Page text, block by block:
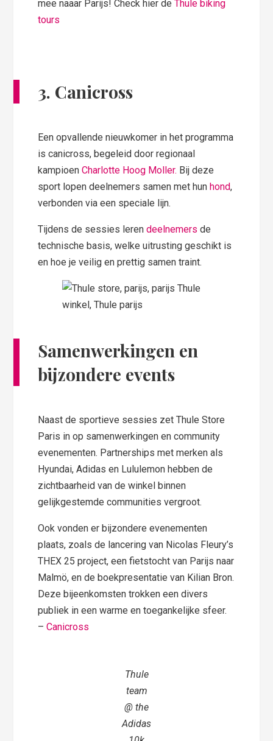
mee naaar Parijs! Check hier deThule biking
tours
3. Canicross
Een opvallende nieuwkomer in het programma
is canicross, begeleid door regionaal
kampioenCharlotte Hoog Moller. Bij deze
sport lopen deelnemers samen met hunhond,
verbonden via een speciale lijn.
Tijdens de sessies lerendeelnemers de
technische basis, welke uitrusting geschikt is
en hoe je veilig en prettig samen traint.
Samenwerkingen en
bijzondere events
Naast de sportieve sessies zet Thule Store
Paris in op samenwerkingen en community
evenementen. Partnerships met merken als
Hyundai, Adidas en Lululemon hebben de
zichtbaarheid van de winkel binnen
gelijkgestemde communities vergroot.
Ook vonden er bijzondere evenementen
plaats, zoals de lancering van Nicolas Fleury’s
THEX 25 project, een fietstocht van Parijs naar
Malmö, en de boekpresentatie van Kilian Bron.
Deze bijeenkomsten trokken een divers
publiek in een warme en toegankelijke sfeer.
–Canicross
Thule
team
@ the
Adidas